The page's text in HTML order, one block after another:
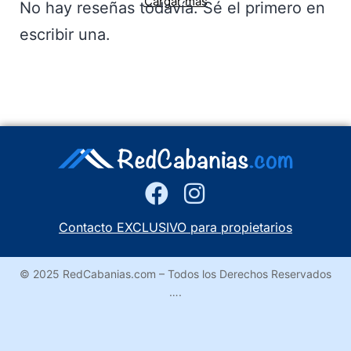
No hay reseñas todavía. Sé el primero en
escribir una.
Contacto EXCLUSIVO para propietarios
© 2025 RedCabanias.com – Todos los Derechos Reservados
….